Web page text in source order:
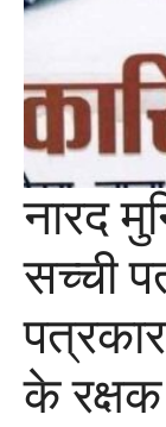
नारद
सच्ची
के रक्षक